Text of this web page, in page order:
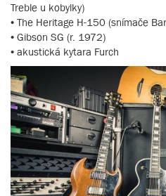
Treble u kobylky)
• The Heritage H-150 (snímače
• Gibson SG (r. 1972)
• akustická kytara Furch